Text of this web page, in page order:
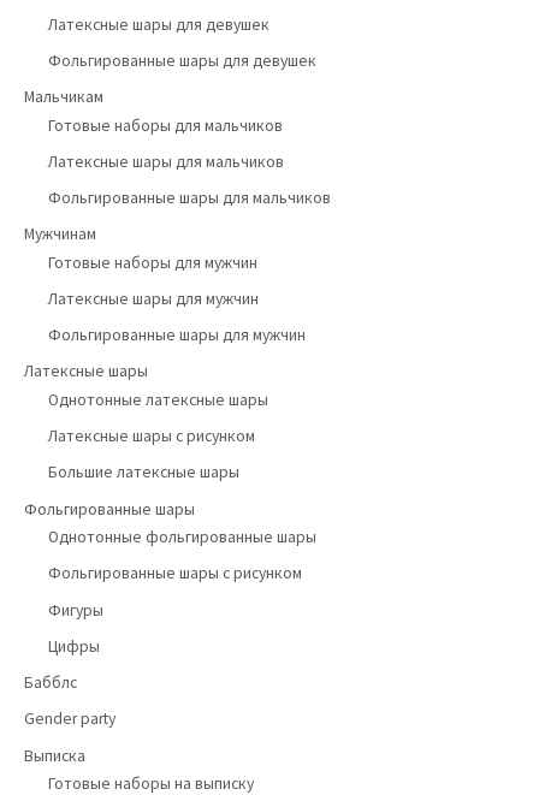
Латексные шары для девушек
Фольгированные шары для девушек
Мальчикам
Готовые наборы для мальчиков
Латексные шары для мальчиков
Фольгированные шары для мальчиков
Мужчинам
Готовые наборы для мужчин
Латексные шары для мужчин
Фольгированные шары для мужчин
Латексные шары
Однотонные латексные шары
Латексные шары с рисунком
Большие латексные шары
Фольгированные шары
Однотонные фольгированные шары
Фольгированные шары с рисунком
Фигуры
Цифры
Бабблс
Gender party
Выписка
Готовые наборы на выписку